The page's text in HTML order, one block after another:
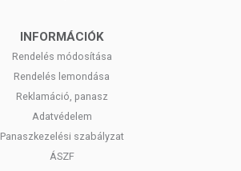
INFORMÁCIÓK
Rendelés módosítása
Rendelés lemondása
Reklamáció, panasz
Adatvédelem
Panaszkezelési szabályzat
ÁSZF